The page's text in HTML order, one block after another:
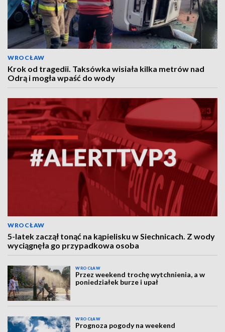
WROCŁAW
Krok od tragedii. Taksówka wisiała kilka metrów nad
Odrą i mogła wpaść do wody
WROCŁAW
5-latek zaczął tonąć na kąpielisku w Siechnicach. Z wody
wyciągnęła go przypadkowa osoba
WROCŁAW
Przez weekend trochę wytchnienia, a w
poniedziałek burze i upał
WROCŁAW
Prognoza pogody na weekend